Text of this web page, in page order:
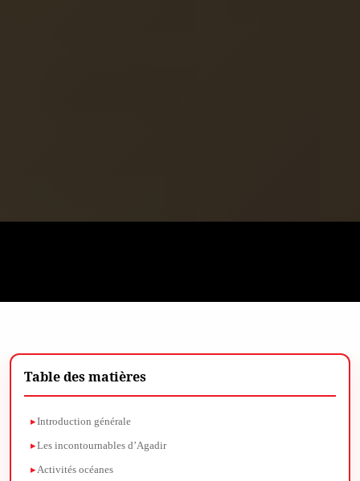
Table des matières
Introduction générale
Les incontournables d’Agadir
Activités océanes